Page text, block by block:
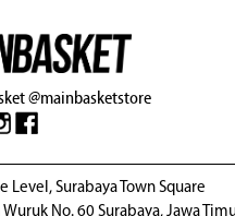
@mainbasketstore
Level, Surabaya Town Square
Wuruk No. 60 Surabaya, Jawa